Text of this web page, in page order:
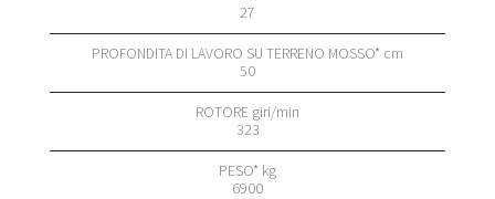
27
50
323
6900